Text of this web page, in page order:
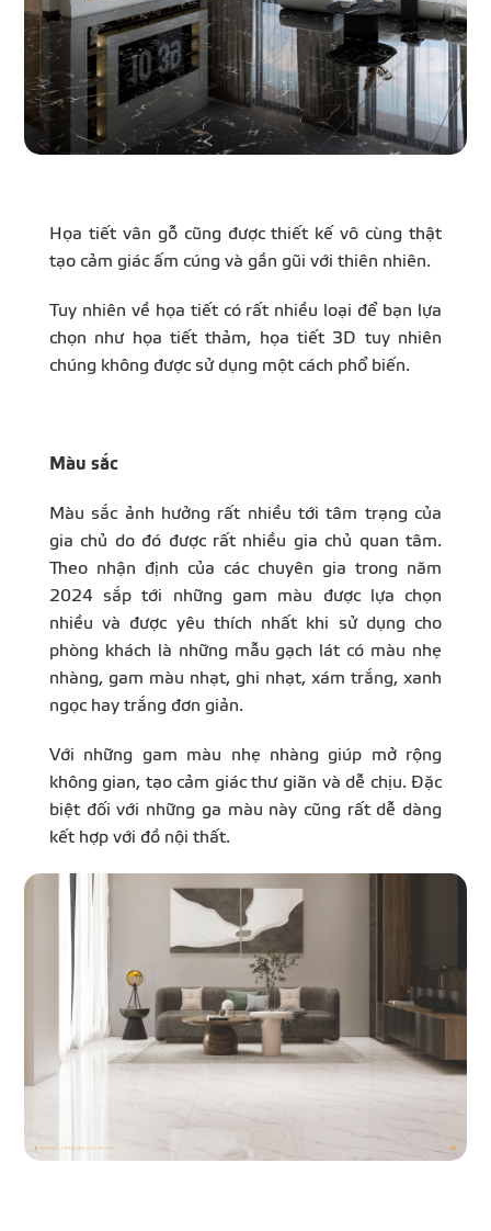
Họa tiết vân gỗ cũng được thiết kế vô cùng thật
tạo cảm giác ấm cúng và gần gũi với thiên nhiên.
Tuy nhiên về họa tiết có rất nhiều loại để bạn lựa
chọn như họa tiết thảm, họa tiết 3D tuy nhiên
chúng không được sử dụng một cách phổ biến.
Màu sắc
Màu sắc ảnh hưởng rất nhiều tới tâm trạng của
gia chủ do đó được rất nhiều gia chủ quan tâm.
Theo nhận định của các chuyên gia trong năm
2024 sắp tới những gam màu được lựa chọn
nhiều và được yêu thích nhất khi sử dụng cho
phòng khách là những mẫu gạch lát có màu nhẹ
nhàng, gam màu nhạt, ghi nhạt, xám trắng, xanh
ngọc hay trắng đơn giản.
Với những gam màu nhẹ nhàng giúp mở rộng
không gian, tạo cảm giác thư giãn và dễ chịu. Đặc
biệt đối với những ga màu này cũng rất dễ dàng
kết hợp với đồ nội thất.